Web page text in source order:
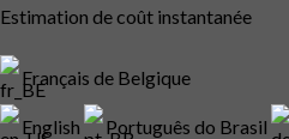
Estimation de coût instantanée
Français de Belgique
English Português do Brasil